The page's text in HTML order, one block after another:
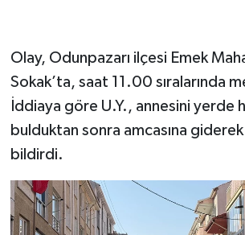
Olay, Odunpazarı ilçesi Emek
Sokak’ta, saat 11.00 sıralarında
İddiaya göre U.Y., annesini yerde
bulduktan sonra amcasına
bildirdi.